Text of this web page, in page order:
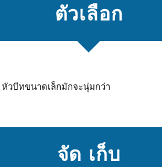
ตัวเลือก
วบีทขนาดเล็กมักจะนุ่มกว่า
จัด เก็บ